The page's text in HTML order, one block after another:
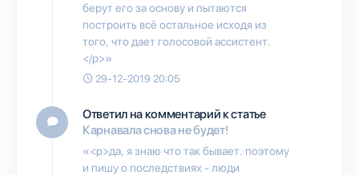
берут его за основу и пытаются
построить всё остальное исходя из
того, что дает голосовой ассистент.
</p>»
29-12-2019 20:05
Ответил на комментарий к статье
Карнавала снова не будет!
«<p>да, я знаю что так бывает. поэтому
и пишу о последствиях - люди